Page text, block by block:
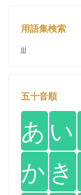
用語集検索
jjj
五十音順
あ い
か き